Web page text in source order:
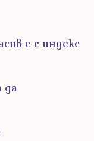
е с индекс
да